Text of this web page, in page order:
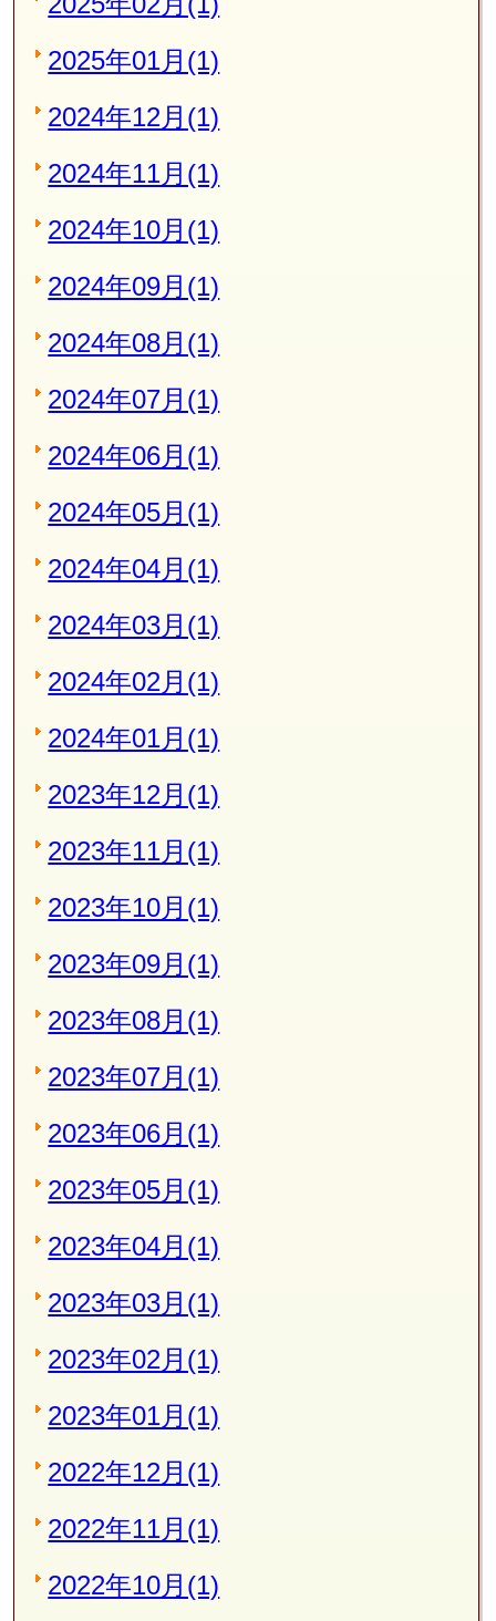
2025年01月(1)
2024年12月(1)
2024年11月(1)
2024年10月(1)
2024年09月(1)
2024年08月(1)
2024年07月(1)
2024年06月(1)
2024年05月(1)
2024年04月(1)
2024年03月(1)
2024年02月(1)
2024年01月(1)
2023年12月(1)
2023年11月(1)
2023年10月(1)
2023年09月(1)
2023年08月(1)
2023年07月(1)
2023年06月(1)
2023年05月(1)
2023年04月(1)
2023年03月(1)
2023年02月(1)
2023年01月(1)
2022年12月(1)
2022年11月(1)
2022年10月(1)